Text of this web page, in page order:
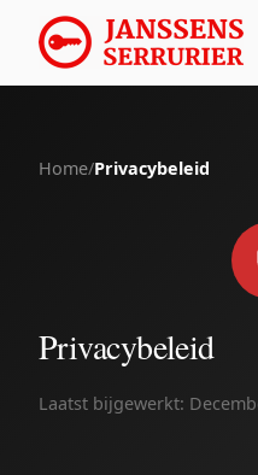
Home/Privacybeleid
Privacybeleid
Laatst bijgewerkt: